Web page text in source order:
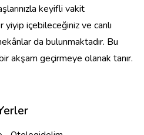
keyifli vakit
içebileceğiniz ve canlı
da bulunmaktadır. Bu
akşam geçirmeye olanak tanır.